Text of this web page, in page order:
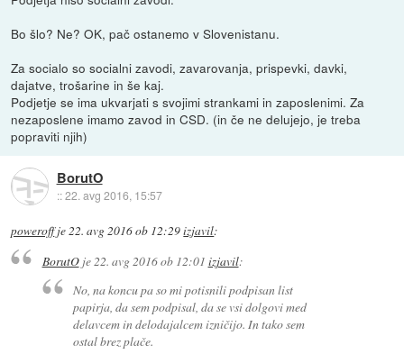
Bo šlo? Ne? OK, pač ostanemo v Slovenistanu.
Za socialo so socialni zavodi, zavarovanja, prispevki, davki,
dajatve, trošarine in še kaj.
Podjetje se ima ukvarjati s svojimi strankami in zaposlenimi. Za
nezaposlene imamo zavod in CSD. (in če ne delujejo, je treba
popraviti njih)
BorutO
::22. avg 2016, 15:57
poweroffje22. avg 2016 ob 12:29izjavil:
BorutOje 22. avg 2016 ob 12:01 izjavil:
No, na koncu pa so mi potisnili podpisan list
papirja, da sem podpisal, da se vsi dolgovi med
delavcem in delodajalcem izničijo. In tako sem
ostal brez plače.